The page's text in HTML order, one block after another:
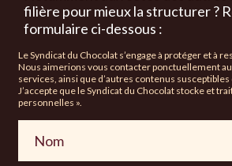
filière pour mieux la structurer ?
formulaire ci-dessous :
Le Syndicat du Chocolat s’engage à protéger et à
Nous aimerions vous contacter ponctuellement
services, ainsi que d’autres contenus
J’accepte que le Syndicat du Chocolat stocke et
personnelles ».